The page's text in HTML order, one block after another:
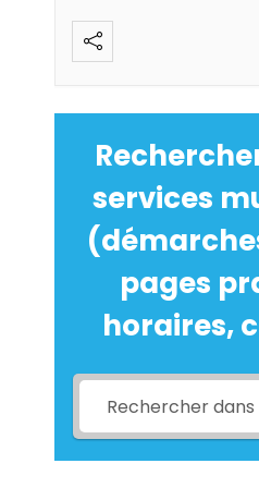
services
pages
horaires,